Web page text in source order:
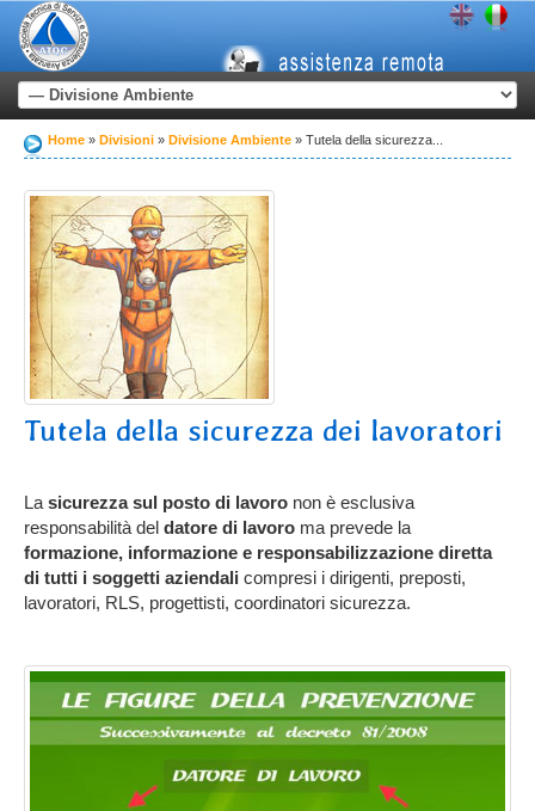
Home Divisioni Divisione Ambiente Tutela della sicurezza...
Tutela della sicurezza dei lavoratori
La sicurezza sul posto di lavoro non è esclusiva
responsabilità del datore di lavoro ma prevede la
formazione, informazione e responsabilizzazione diretta
di tutti i soggetti aziendali compresi i dirigenti, preposti,
lavoratori, RLS, progettisti, coordinatori sicurezza.